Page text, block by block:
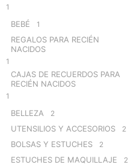
1
BEBÉ 1
REGALOS PARA RECIÉN
NACIDOS
1
CAJAS DE RECUERDOS PARA
RECIÉN NACIDOS
1
BELLEZA 2
UTENSILIOS Y ACCESORIOS 2
BOLSAS Y ESTUCHES 2
ESTUCHES DE MAQUILLAJE 2